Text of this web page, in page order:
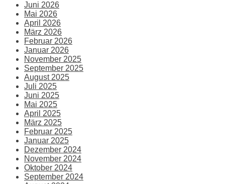
Juni 2026
Mai 2026
April 2026
März 2026
Februar 2026
Januar 2026
November 2025
September 2025
August 2025
Juli 2025
Juni 2025
Mai 2025
April 2025
März 2025
Februar 2025
Januar 2025
Dezember 2024
November 2024
Oktober 2024
September 2024